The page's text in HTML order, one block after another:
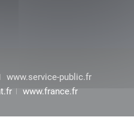
www.service-public.fr
www.france.fr